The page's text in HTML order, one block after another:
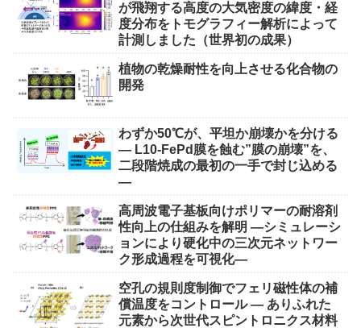
が飛翔する高度の大気密度の緯度・経
度分布をトモグラフィー解析によって
計測しました（世界初の成果）
植物の乾燥耐性を向上させる化合物の
開発
わずか50℃が、平坦か崩壊かを分ける
― L10-FePd膜を蝕む”膜の崩壊”を、
二段階焼成の最初の一手で封じ込める
―
高周波電子基板向けポリマーの耐溶剤
性向上の仕組みを解明 ―シミュレーシ
ョンにより硬化中の三次元ネットワー
ク形成過程を可視化―
空孔の規則度制御でフェリ磁性体の補
償温度をコントロール ― ありふれた
元素から次世代スピントロニクス材料